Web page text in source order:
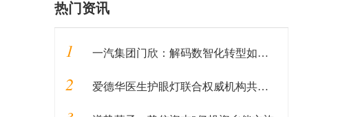
热门资讯
1 一汽集团门欣：解码数智化转型如何推动企业蝶变
2 爱德华医生护眼灯联合权威机构共同编辑图书《健康用光100问》即将发售